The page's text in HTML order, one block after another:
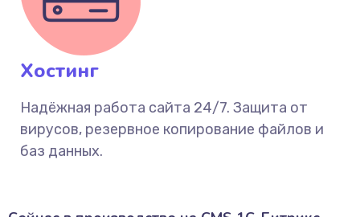
Хостинг
Надёжная работа сайта 24/7. Защита от
вирусов, резервное копирование файлов и
баз данных.